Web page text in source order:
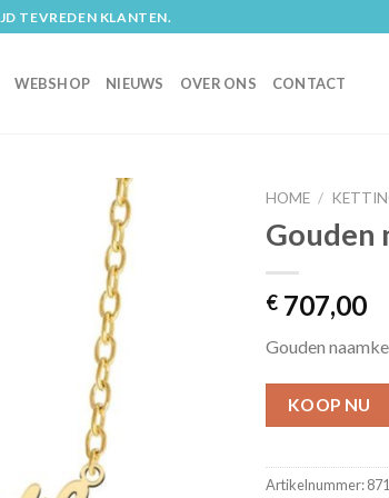
TEVREDEN KLANTEN.
WEBSHOP NIEUWS OVER ONS CONTACT
HOME /
Gouden
€ 707,00
Gouden
KOOP NU
Artikelnummer: